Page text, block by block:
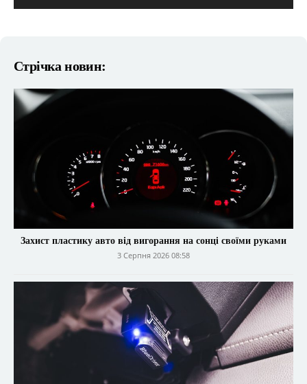
Стрічка новин:
Захист пластику авто від вигорання на сонці своїми руками
3 Серпня 2026 08:58